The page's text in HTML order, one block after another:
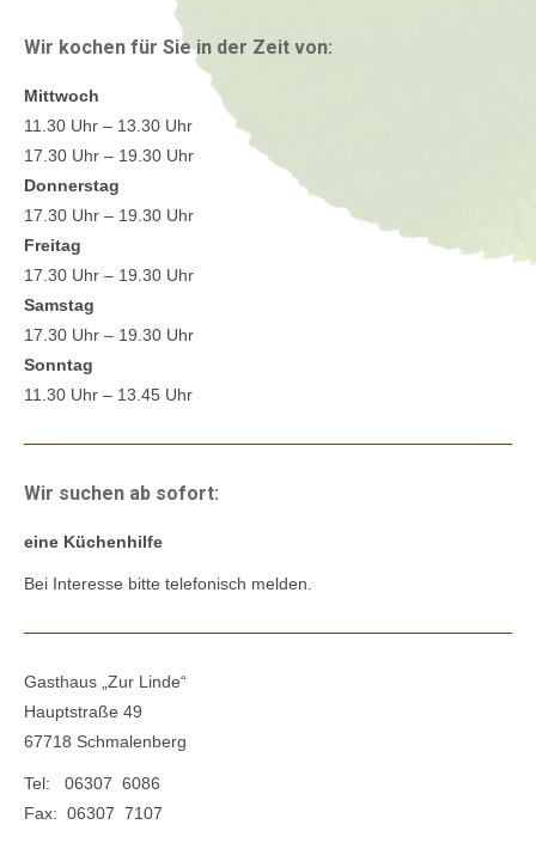
Wir kochen für Sie in der Zeit von:
Mittwoch
11.30 Uhr – 13.30 Uhr
17.30 Uhr – 19.30 Uhr
Donnerstag
17.30 Uhr – 19.30 Uhr
Freitag
17.30 Uhr – 19.30 Uhr
Samstag
17.30 Uhr – 19.30 Uhr
Sonntag
11.30 Uhr – 13.45 Uhr
Wir suchen ab sofort:
eine Küchenhilfe
Bei Interesse bitte telefonisch melden.
Gasthaus „Zur Linde“
Hauptstraße 49
67718 Schmalenberg
Tel: 06307 6086
Fax: 06307 7107